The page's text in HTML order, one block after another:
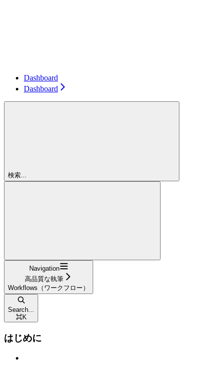
Dashboard
Dashboard
検索...
Navigation
高品質な執筆
Workflows（ワークフロー）
Search...
⌘K
はじめに